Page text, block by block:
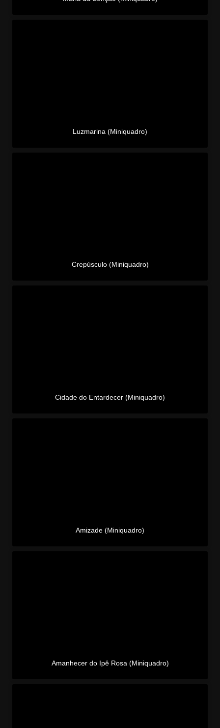
Luzmarina (Miniquadro)
Crepúsculo (Miniquadro)
Cidade do Entardecer (Miniquadro)
Amizade (Miniquadro)
Amanhecer do Ipê Rosa (Miniquadro)